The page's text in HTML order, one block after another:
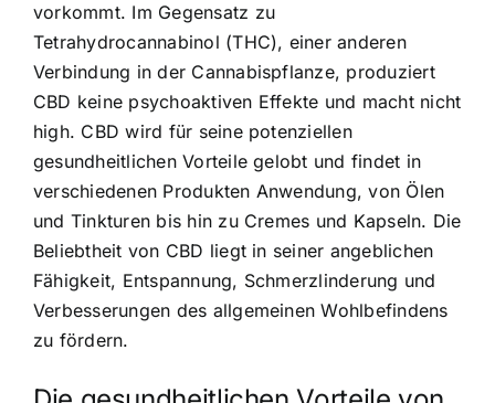
vorkommt. Im Gegensatz zu
Tetrahydrocannabinol (THC), einer anderen
Verbindung in der Cannabispflanze, produziert
CBD keine psychoaktiven Effekte und macht nicht
high. CBD wird für seine potenziellen
gesundheitlichen Vorteile gelobt und findet in
verschiedenen Produkten Anwendung, von Ölen
und Tinkturen bis hin zu Cremes und Kapseln. Die
Beliebtheit von CBD liegt in seiner angeblichen
Fähigkeit, Entspannung, Schmerzlinderung und
Verbesserungen des allgemeinen Wohlbefindens
zu fördern.